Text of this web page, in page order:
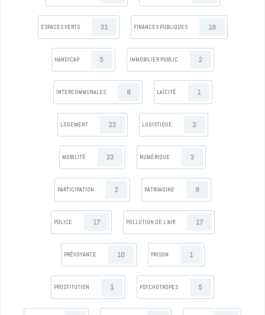
ESPACES VERTS 31 FINANCES PUBLIQUES 19
HANDICAP 5 IMMOBILIER PUBLIC 2
INTERCOMMUNALES 8 LAÏCITÉ 1
LOGEMENT 23 LOGISTIQUE 2
MOBILITÉ 33 NUMÉRIQUE 3
PARTICIPATION 2 PATRIMOINE 9
POLICE 17 POLLUTION DE L’AIR 17
PRÉVOYANCE 10 PRISON 1
PROSTITUTION 1 PSYCHOTROPES 5